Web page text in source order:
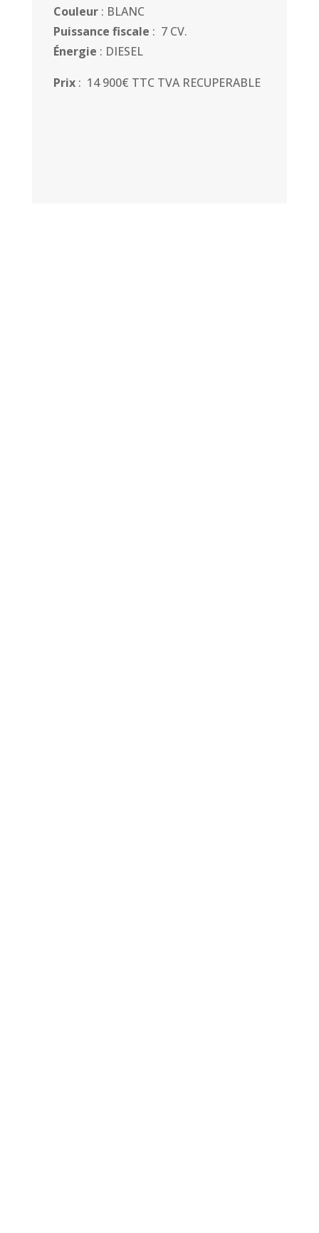
Couleur: BLANC
Puissance fiscale : 7 CV.
Énergie : DIESEL
Prix: 14 900€ TTC TVA RECUPERABLE